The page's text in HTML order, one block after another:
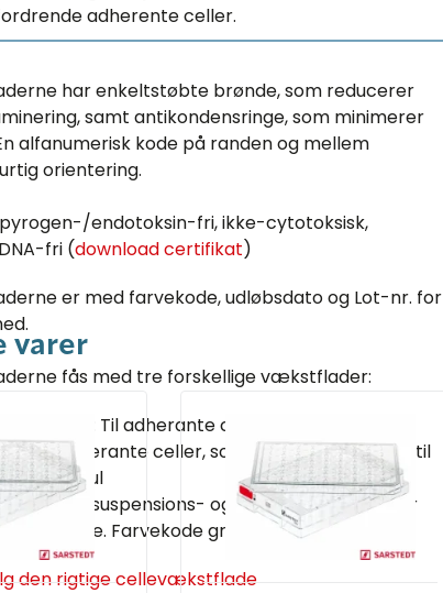
adherente celler.
har enkeltstøbte brønde, som reducerer
samt antikondensringe, som minimerer
alfanumerisk kode på randen og mellem
orientering.
pyrogen-/endotoksin-fri, ikke-cytotoksisk,
fri (download certifikat)
er med farvekode, udløbsdato og Lot-nr. for
fås med tre forskellige vækstflader:
Til adherante celler. Farve kode rød
Til adherante celler, som er vanskelige at få til
gul
Til suspensions- og hybridomaceller, når
skal hæfte. Farvekode grøn
den rigtige cellevækstflade
varer